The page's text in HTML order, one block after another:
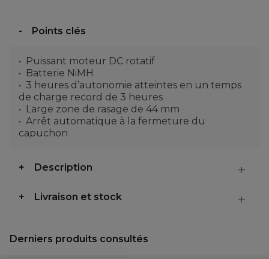
Points clés
Puissant moteur DC rotatif
Batterie NiMH
3 heures d’autonomie atteintes en un temps
de charge record de 3 heures
Large zone de rasage de 44 mm
Arrêt automatique à la fermeture du
capuchon
Description
Livraison et stock
Derniers produits consultés